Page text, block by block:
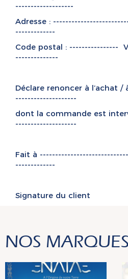
-------------------
Adresse :
-------------
Code postal : ----------------
--------------
Déclare renoncer à l’achat /
--------------------
dont la commande est
--------------------
Fait à
-------------
Signature du client
NOS MARQUES